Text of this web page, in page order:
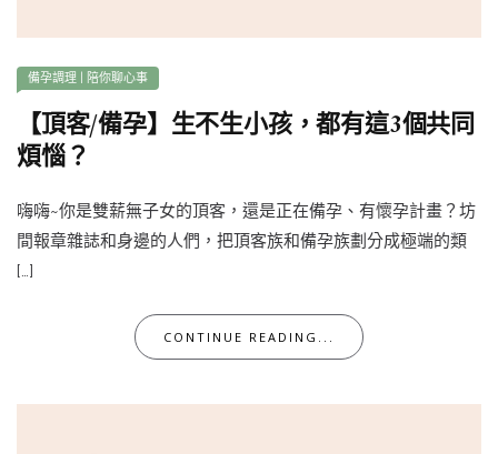
備孕調理 陪你聊心事
【頂客/備孕】生不生小孩，都有這3個共同
煩惱？
嗨嗨~你是雙薪無子女的頂客，還是正在備孕、有懷孕計畫？坊
間報章雜誌和身邊的人們，把頂客族和備孕族劃分成極端的類
[…]
CONTINUE READING...